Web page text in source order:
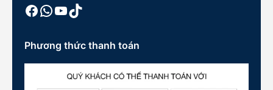
Facebook
WhatsApp
Youtube
TikTok
Phương thức thanh toán